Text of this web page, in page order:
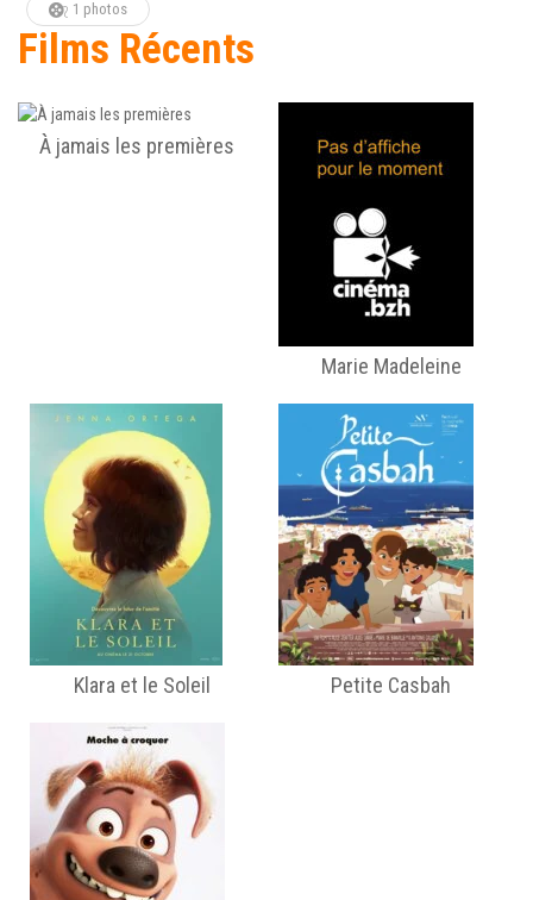
1 photos
Films Récents
À jamais les premières
Marie Madeleine
Klara et le Soleil Petite Casbah